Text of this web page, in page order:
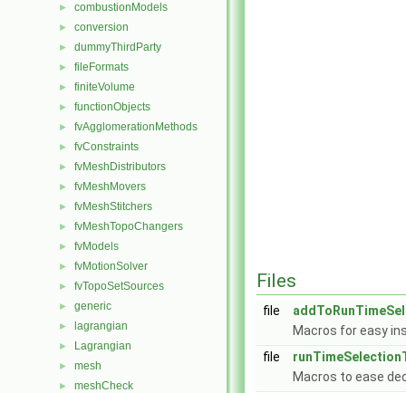
► combustionModels
► conversion
► dummyThirdParty
► fileFormats
► finiteVolume
► functionObjects
► fvAgglomerationMethods
► fvConstraints
► fvMeshDistributors
► fvMeshMovers
► fvMeshStitchers
► fvMeshTopoChangers
► fvModels
► fvMotionSolver
► fvTopoSetSources
► generic
► lagrangian
► Lagrangian
► mesh
► meshCheck
Files
file
Macros for easy
file
Macros to ease